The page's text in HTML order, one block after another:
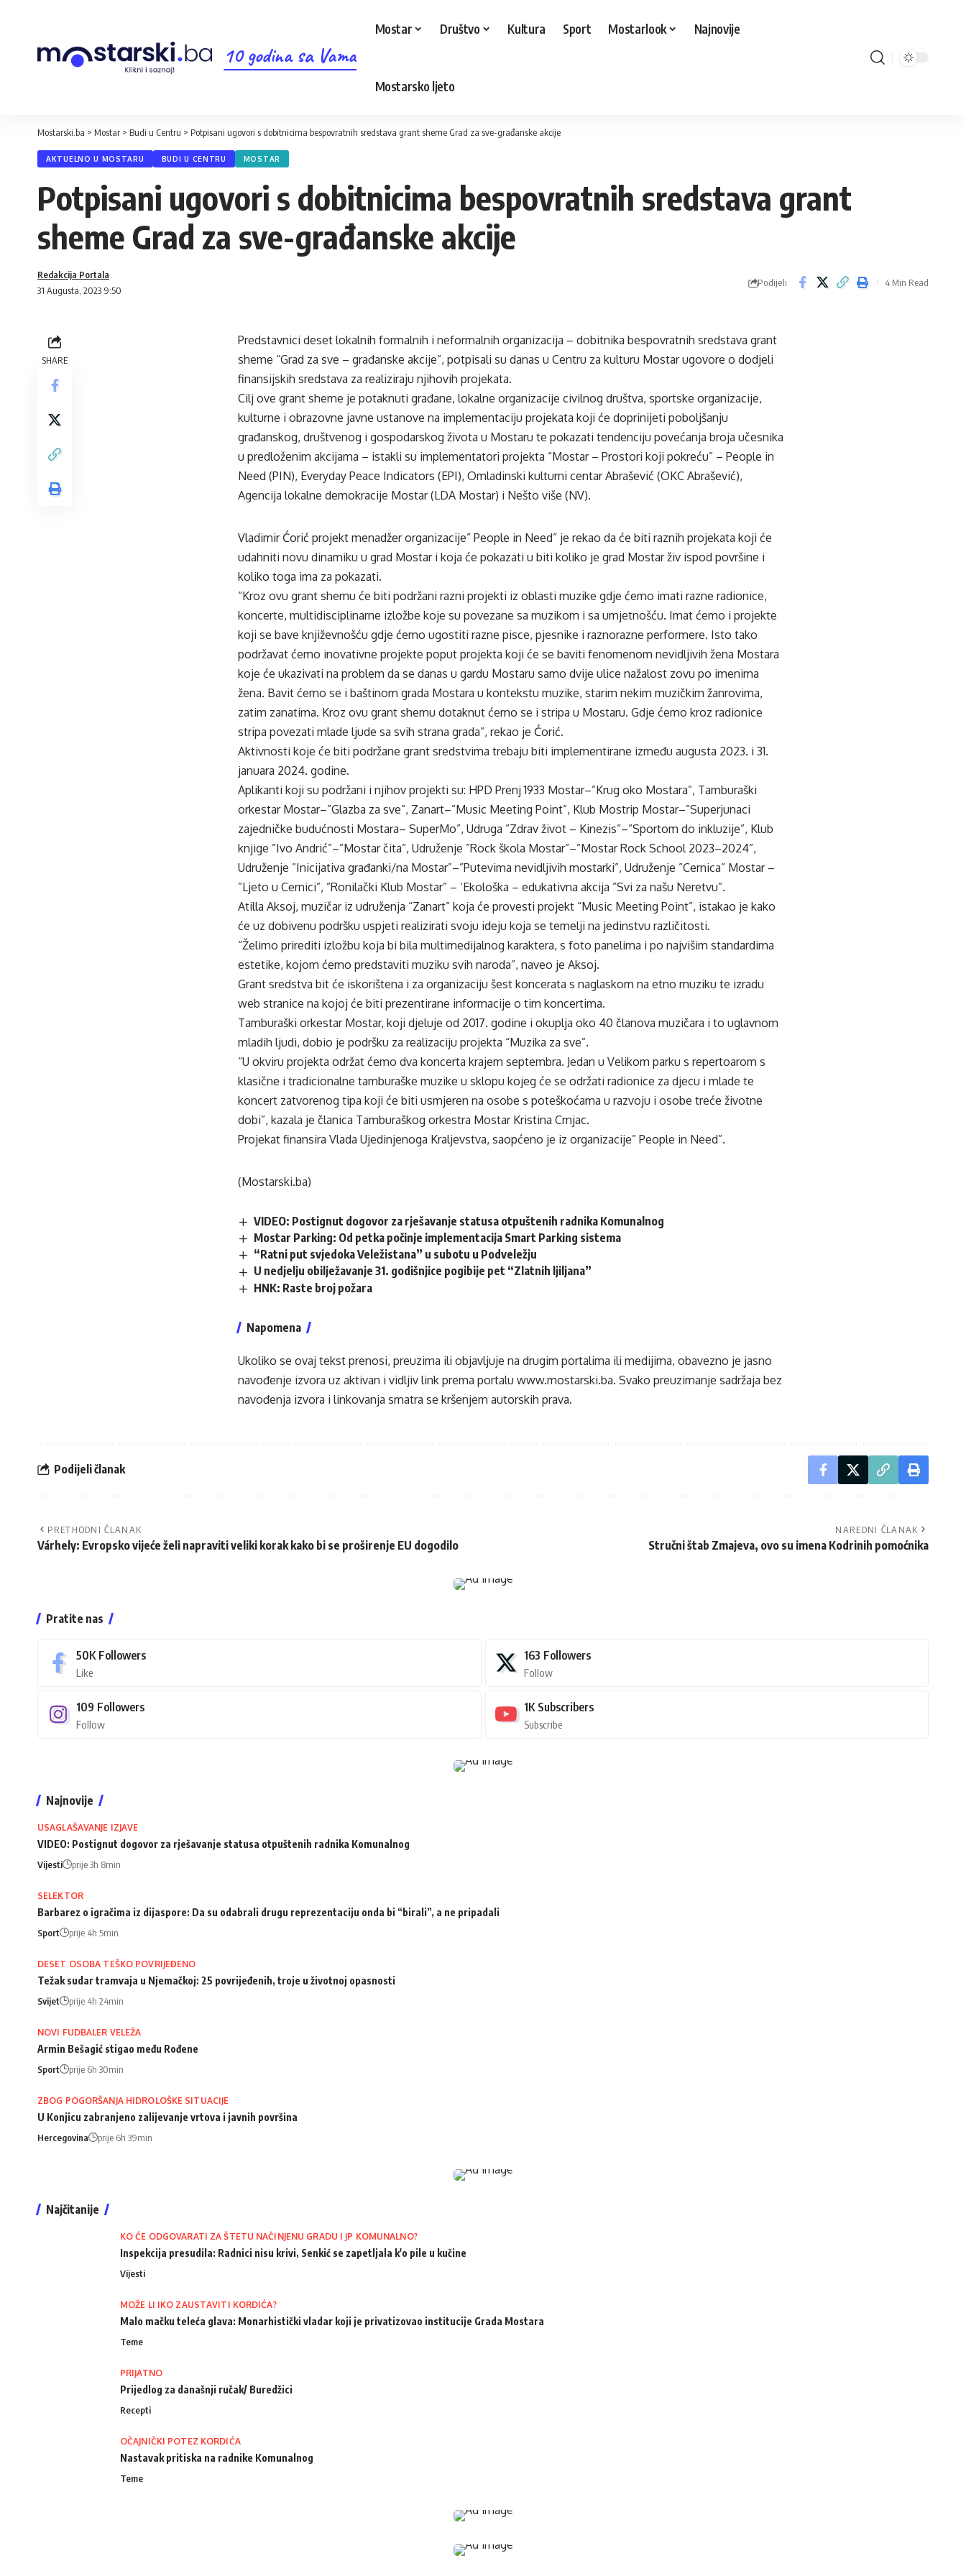
10 godina sa Vama
Mostar Društvo Kultura Sport Mostarlook Najnovije
Mostarsko ljeto
Mostarski.ba > Mostar > Budi u Centru > Potpisani ugovori s dobitnicima bespovratnih sredstava grant sheme Grad za sve-građanske akcije
AKTUELNO U MOSTARU BUDI U CENTRU MOSTAR
Potpisani ugovori s dobitnicima bespovratnih sredstava grant
sheme Grad za sve-građanske akcije
31 Augusta, 2023 9:50
Redakcija Portala
Podijeli 4 Min Read
SHARE
Predstavnici deset lokalnih formalnih i neformalnih organizacija – dobitnika bespovratnih sredstava grant
sheme “Grad za sve – građanske akcije”, potpisali su danas u Centru za kulturu Mostar ugovore o dodjeli
finansijskih sredstava za realiziraju njihovih projekata.
Cilj ove grant sheme je potaknuti građane, lokalne organizacije civilnog društva, sportske organizacije,
kulturne i obrazovne javne ustanove na implementaciju projekata koji će doprinijeti poboljšanju
građanskog, društvenog i gospodarskog života u Mostaru te pokazati tendenciju povećanja broja učesnika
u predloženim akcijama – istakli su implementatori projekta “Mostar – Prostori koji pokreću” – People in
Need (PIN), Everyday Peace Indicators (EPI), Omladinski kulturni centar Abrašević (OKC Abrašević),
Agencija lokalne demokracije Mostar (LDA Mostar) i Nešto više (NV).
Vladimir Ćorić projekt menadžer organizacije” People in Need” je rekao da će biti raznih projekata koji će
udahniti novu dinamiku u grad Mostar i koja će pokazati u biti koliko je grad Mostar živ ispod površine i
koliko toga ima za pokazati.
“Kroz ovu grant shemu će biti podržani razni projekti iz oblasti muzike gdje ćemo imati razne radionice,
koncerte, multidisciplinarne izložbe koje su povezane sa muzikom i sa umjetnošću. Imat ćemo i projekte
koji se bave književnošću gdje ćemo ugostiti razne pisce, pjesnike i raznorazne performere. Isto tako
podržavat ćemo inovativne projekte poput projekta koji će se baviti fenomenom nevidljivih žena Mostara
koje će ukazivati na problem da se danas u gardu Mostaru samo dvije ulice nažalost zovu po imenima
žena. Bavit ćemo se i baštinom grada Mostara u kontekstu muzike, starim nekim muzičkim žanrovima,
zatim zanatima. Kroz ovu grant shemu dotaknut ćemo se i stripa u Mostaru. Gdje ćemo kroz radionice
stripa povezati mlade ljude sa svih strana grada”, rekao je Ćorić.
Aktivnosti koje će biti podržane grant sredstvima trebaju biti implementirane između augusta 2023. i 31.
januara 2024. godine.
Aplikanti koji su podržani i njihov projekti su: HPD Prenj 1933 Mostar–”Krug oko Mostara”, Tamburaški
orkestar Mostar–”Glazba za sve”, Zanart–”Music Meeting Point”, Klub Mostrip Mostar–”Superjunaci
zajedničke budućnosti Mostara– SuperMo”, Udruga ”Zdrav život – Kinezis”–”Sportom do inkluzije”, Klub
knjige ”Ivo Andrić”–”Mostar čita”, Udruženje ”Rock škola Mostar”–”Mostar Rock School 2023–2024”,
Udruženje ”Inicijativa građanki/na Mostar”–”Putevima nevidljivih mostarki”, Udruženje ”Cernica” Mostar –
”Ljeto u Cernici”, ”Ronilački Klub Mostar” – ‘Ekološka – edukativna akcija ”Svi za našu Neretvu”.
Atilla Aksoj, muzičar iz udruženja “Zanart” koja će provesti projekt “Music Meeting Point”, istakao je kako
će uz dobivenu podršku uspjeti realizirati svoju ideju koja se temelji na jedinstvu različitosti.
“Želimo prirediti izložbu koja bi bila multimedijalnog karaktera, s foto panelima i po najvišim standardima
estetike, kojom ćemo predstaviti muziku svih naroda”, naveo je Aksoj.
Grant sredstva bit će iskorištena i za organizaciju šest koncerata s naglaskom na etno muziku te izradu
web stranice na kojoj će biti prezentirane informacije o tim koncertima.
Tamburaški orkestar Mostar, koji djeluje od 2017. godine i okuplja oko 40 članova muzičara i to uglavnom
mladih ljudi, dobio je podršku za realizaciju projekta “Muzika za sve”.
“U okviru projekta održat ćemo dva koncerta krajem septembra. Jedan u Velikom parku s repertoarom s
klasične i tradicionalne tamburaške muzike u sklopu kojeg će se održati radionice za djecu i mlade te
koncert zatvorenog tipa koji će biti usmjeren na osobe s poteškoćama u razvoju i osobe treće životne
dobi”, kazala je članica Tamburaškog orkestra Mostar Kristina Crnjac.
Projekat finansira Vlada Ujedinjenoga Kraljevstva, saopćeno je iz organizacije” People in Need”.
(Mostarski.ba)
VIDEO: Postignut dogovor za rješavanje statusa otpuštenih radnika Komunalnog
Mostar Parking: Od petka počinje implementacija Smart Parking sistema
“Ratni put svjedoka Veležistana” u subotu u Podveležju
U nedjelju obilježavanje 31. godišnjice pogibije pet “Zlatnih ljiljana”
HNK: Raste broj požara
Napomena
Ukoliko se ovaj tekst prenosi, preuzima ili objavljuje na drugim portalima ili medijima, obavezno je jasno
navođenje izvora uz aktivan i vidljiv link prema portalu www.mostarski.ba. Svako preuzimanje sadržaja bez
navođenja izvora i linkovanja smatra se kršenjem autorskih prava.
Podijeli članak
PRETHODNI ČLANAK
Várhely: Evropsko vijeće želi napraviti veliki korak kako bi se proširenje EU dogodilo
NAREDNI ČLANAK
Stručni štab Zmajeva, ovo su imena Kodrinih pomoćnika
Pratite nas
50K Followers
Like
163 Followers
Follow
109 Followers
Follow
1K Subscribers
Subscribe
Najnovije
USAGLAŠAVANJE IZJAVE
VIDEO: Postignut dogovor za rješavanje statusa otpuštenih radnika Komunalnog
Vijesti prije 3h 8min
SELEKTOR
Barbarez o igračima iz dijaspore: Da su odabrali drugu reprezentaciju onda bi “birali”, a ne pripadali
Sport prije 4h 5min
DESET OSOBA TEŠKO POVRIJEĐENO
Težak sudar tramvaja u Njemačkoj: 25 povrijeđenih, troje u životnoj opasnosti
Svijet prije 4h 24min
NOVI FUDBALER VELEŽA
Armin Bešagić stigao među Rođene
Sport prije 6h 30min
ZBOG POGORŠANJA HIDROLOŠKE SITUACIJE
U Konjicu zabranjeno zalijevanje vrtova i javnih površina
Hercegovina prije 6h 39min
Najčitanije
KO ĆE ODGOVARATI ZA ŠTETU NAČINJENU GRADU I JP KOMUNALNO?
Inspekcija presudila: Radnici nisu krivi, Senkić se zapetljala k'o pile u kučine
Vijesti
MOŽE LI IKO ZAUSTAVITI KORDIĆA?
Malo mačku teleća glava: Monarhistički vladar koji je privatizovao institucije Grada Mostara
Teme
PRIJATNO
Prijedlog za današnji ručak/ Buredžici
Recepti
OČAJNIČKI POTEZ KORDIĆA
Nastavak pritiska na radnike Komunalnog
Teme